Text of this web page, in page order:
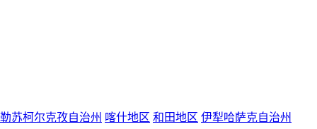
苏柯尔克孜自治州 喀什地区 和田地区 伊犁哈萨克自治州